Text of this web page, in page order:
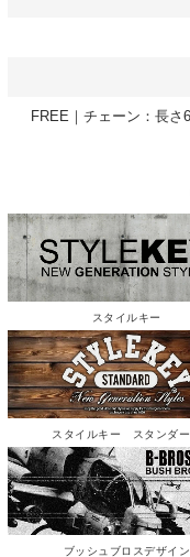
FREE｜チェーン：長
スタイルキー
スタイルキー スタンダー
ブッシュブロスデザイン